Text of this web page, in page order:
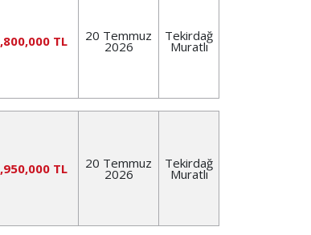
TL 20 Temmuz
2026
Tekirdağ
Muratlı
TL 20 Temmuz
2026
Tekirdağ
Muratlı